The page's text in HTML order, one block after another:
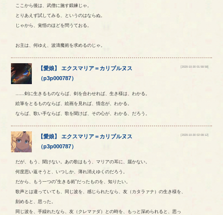
ここから後は、武僧に施す鍛練じゃ。
とりあえず試してみる、というのはならぬ。
じゃから、覚悟のほどを問うておる。
お主は、何ゆえ、波濤魔術を求めるのじゃ。
【愛娘】 エクスマリア＝ カリブルヌス
（p3p000787）
[2020-10-30 01:58:58]
……剣に生きるものならば、剣を合わせれば、生き様は、わかる。
絵筆をとるものならば、絵画を見れば、情念が、わかる。
ならば、歌い手ならば、歌を聞けば、その心が、わかる、だろう。
【愛娘】 エクスマリア＝ カリブルヌス
（p3p000787）
[2020-10-30 02:08:12]
だが、もう、聞けない。あの歌はもう、マリアの耳に、届かない。
何度思い返そうと、いつしか、薄れ消えゆくのだろう。
だから、もう一つの”生きる術”だったものを、知りたい。
歌声とは違っていても、同じ波を、感じられたなら、友（カタラァナ）の生き様を、
刻めると、思った。
同じ波を、手繰れたなら、友（クレマァダ）との時を、もっと深められると、思っ